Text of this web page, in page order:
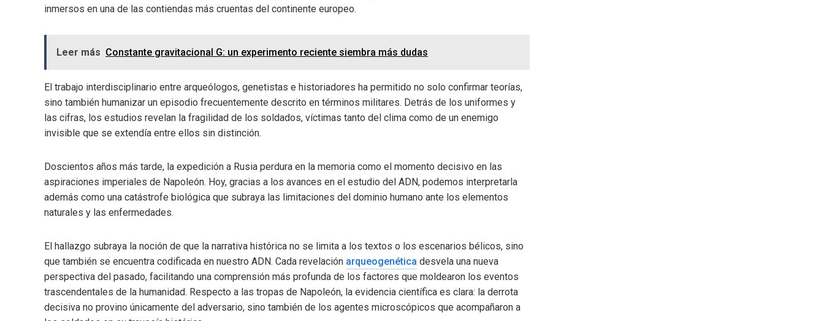
inmersos en una de las contiendas más cruentas del continente europeo.
Leer más Constante gravitacional G: un experimento reciente siembra más dudas
El trabajo interdisciplinario entre arqueólogos, genetistas e historiadores ha permitido no solo confirmar teorías,
sino también humanizar un episodio frecuentemente descrito en términos militares. Detrás de los uniformes y
las cifras, los estudios revelan la fragilidad de los soldados, víctimas tanto del clima como de un enemigo
invisible que se extendía entre ellos sin distinción.
Doscientos años más tarde, la expedición a Rusia perdura en la memoria como el momento decisivo en las
aspiraciones imperiales de Napoleón. Hoy, gracias a los avances en el estudio del ADN, podemos interpretarla
además como una catástrofe biológica que subraya las limitaciones del dominio humano ante los elementos
naturales y las enfermedades.
El hallazgo subraya la noción de que la narrativa histórica no se limita a los textos o los escenarios bélicos, sino
que también se encuentra codificada en nuestro ADN. Cada revelación arqueogenética desvela una nueva
perspectiva del pasado, facilitando una comprensión más profunda de los factores que moldearon los eventos
trascendentales de la humanidad. Respecto a las tropas de Napoleón, la evidencia científica es clara: la derrota
decisiva no provino únicamente del adversario, sino también de los agentes microscópicos que acompañaron a